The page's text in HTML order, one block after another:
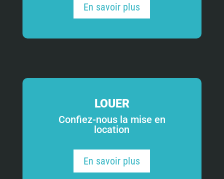
En savoir plus
LOUER
Confiez-nous la mise en
location
En savoir plus